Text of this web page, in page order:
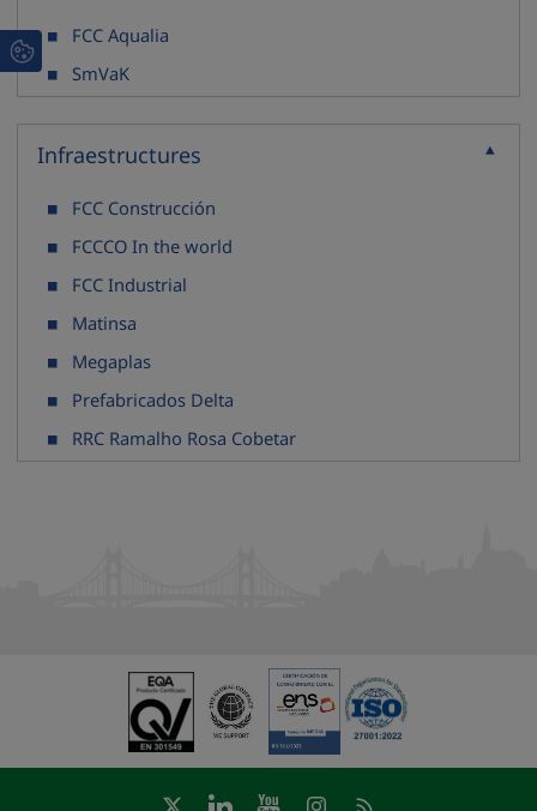
FCC Aqualia
SmVaK
Infraestructures
FCC Construcción
FCCCO In the world
FCC Industrial
Matinsa
Megaplas
Prefabricados Delta
RRC Ramalho Rosa Cobetar